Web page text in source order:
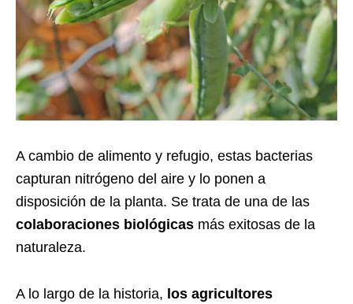
A cambio de alimento y refugio, estas bacterias
capturan nitrógeno del aire y lo ponen a
disposición de la planta. Se trata de una de las
colaboraciones biológicas más exitosas de la
naturaleza.
A lo largo de la historia, los agricultores